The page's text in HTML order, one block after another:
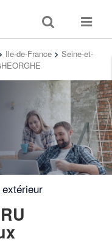
Toggle
search
Toggle
Ile-de-France > Seine-et-